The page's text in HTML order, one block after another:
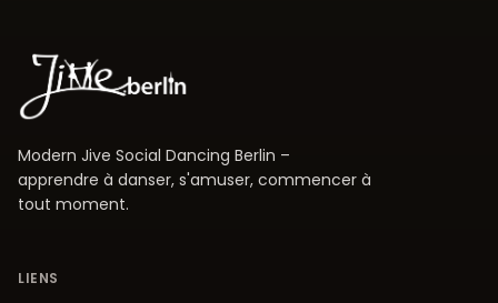
Modern Jive Social Dancing Berlin –
apprendre à danser, s'amuser, commencer à
tout moment.
LIENS